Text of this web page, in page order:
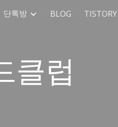
Skip to navigation
단톡방 BLOG TISTORY
클럽